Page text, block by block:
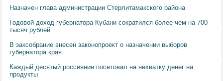
Назначен глава администрации Стерлитамакского района
Годовой доход губернатора Кубани сократился более чем на 700
тысяч рублей
В заксобрание внесен законопроект о назначении выборов
губернатора края
Каждый десятый россиянин посетовал на нехватку денег на
продукты